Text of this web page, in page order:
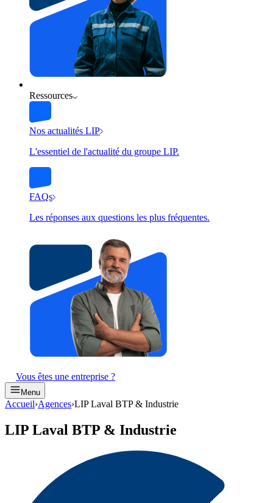
Ressources
Nos actualités LIP
L'essentiel de l'actualité du groupe LIP.
FAQs
Les réponses aux questions les plus fréquentes.
Vous êtes une entreprise ?
Menu
Accueil›Agences›LIP Laval BTP & Industrie
LIP Laval BTP & Industrie